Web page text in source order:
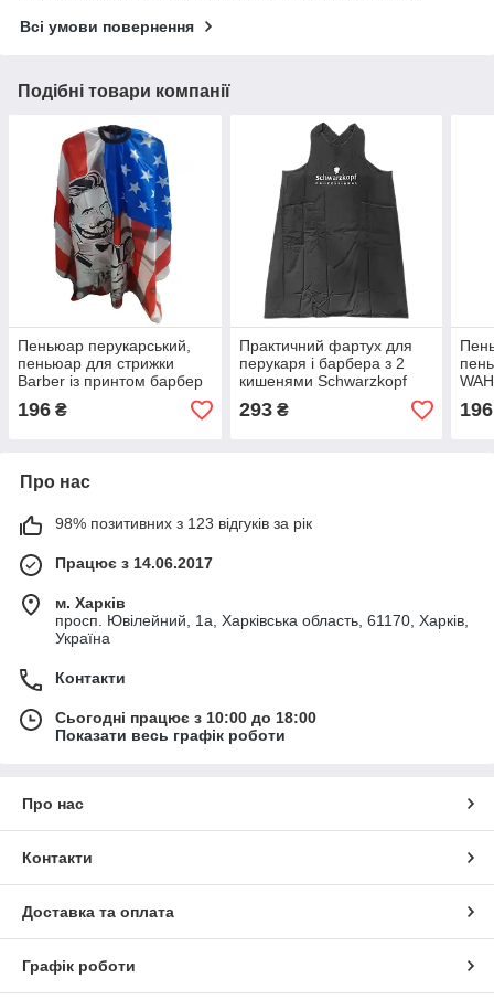
Всі умови повернення
Подібні товари компанії
Пеньюар перукарський,
пеньюар для стрижки
Barber із принтом барбер
196 ₴
Практичний фартух для
перукаря і барбера з 2
кишенями Schwarzkopf
293₴ 196
Про нас
98% позитивних з 123 відгуків за рік
Працює з 14.06.2017
м. Харків
просп. Ювілейний, 1а, Харківська область, 61170, Харків,
Україна
Контакти
Сьогодні працює з 10:00 до 18:00
Показати весь графік роботи
Про нас
Контакти
Доставка та оплата
Графік роботи